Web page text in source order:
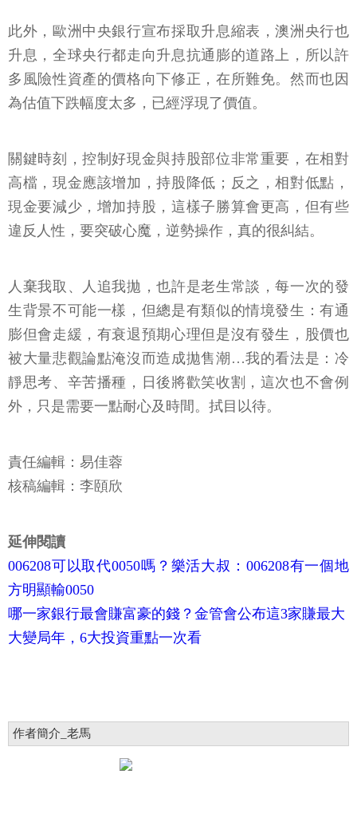
此外，歐洲中央銀行宣布採取升息縮表，澳洲央行也
升息，全球央行都走向升息抗通膨的道路上，所以許
多風險性資產的價格向下修正，在所難免。然而也因
為估值下跌幅度太多，已經浮現了價值。
關鍵時刻，控制好現金與持股部位非常重要，在相對
高檔，現金應該增加，持股降低；反之，相對低點，
現金要減少，增加持股，這樣子勝算會更高，但有些
違反人性，要突破心魔，逆勢操作，真的很糾結。
人棄我取、人追我拋，也許是老生常談，每一次的發
生背景不可能一樣，但總是有類似的情境發生：有通
膨但會走緩，有衰退預期心理但是沒有發生，股價也
被大量悲觀論點淹沒而造成拋售潮…我的看法是：冷
靜思考、辛苦播種，日後將歡笑收割，這次也不會例
外，只是需要一點耐心及時間。拭目以待。
責任編輯：易佳蓉
核稿編輯：李頤欣
延伸閱讀
006208可以取代0050嗎？樂活大叔：006208有一個地
方明顯輸0050
哪一家銀行最會賺富豪的錢？金管會公布這3家賺最大
大變局年，6大投資重點一次看
作者簡介_老馬